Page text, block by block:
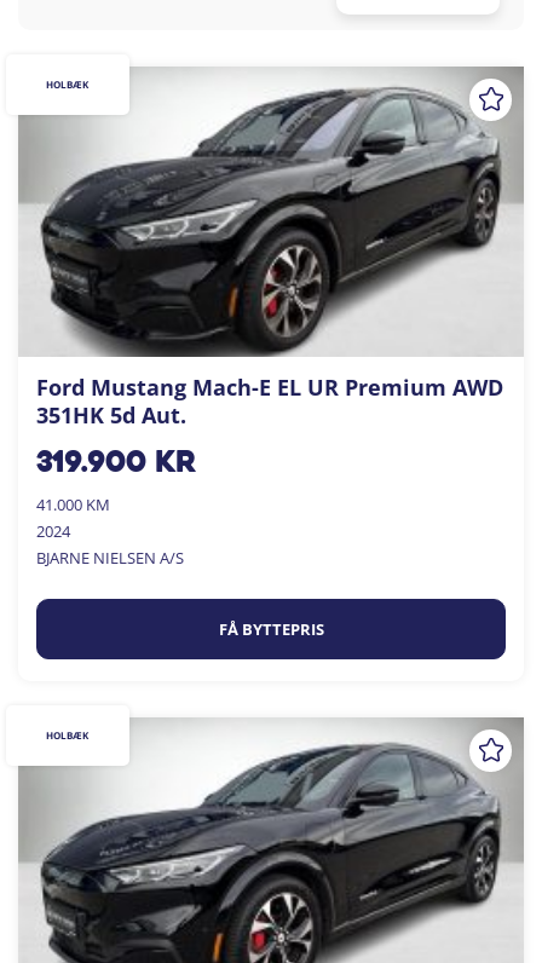
Ford Mustang Mach-E EL UR Premium AWD
351HK 5d Aut.
319.900kr
41.000 KM
2024
BJARNE NIELSEN A/S
FÅ BYTTEPRIS
HOLBÆK
HOLBÆK